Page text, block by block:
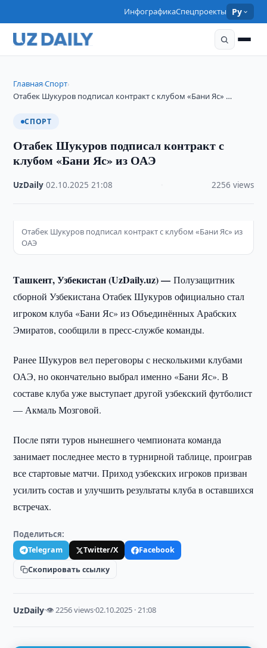
ИнфографикаСпецпроекты Ру
Главная›Спорт›
Отабек Шукуров подписал контракт с клубом «Бани Яс» …
СПОРТ
Отабек Шукуров подписал контракт с
клубом «Бани Яс» из ОАЭ
UzDaily ·02.10.2025 ·21:08 2256 views
Отабек Шукуров подписал контракт с клубом «Бани Яс» из
ОАЭ
Ташкент, Узбекистан (UzDaily.uz) —Полузащитник
сборной Узбекистана Отабек Шукуров официально стал
игроком клуба «Бани Яс» из Объединённых Арабских
Эмиратов, сообщили в пресс-службе команды.
Ранее Шукуров вел переговоры с несколькими клубами
ОАЭ, но окончательно выбрал именно «Бани Яс». В
составе клуба уже выступает другой узбекский футболист
— Акмаль Мозговой.
После пяти туров нынешнего чемпионата команда
занимает последнее место в турнирной таблице, проиграв
все стартовые матчи. Приход узбекских игроков призван
усилить состав и улучшить результаты клуба в оставшихся
встречах.
Поделиться:
Telegram Twitter/X
Facebook
Скопировать ссылку
UzDaily·👁 2256 views·02.10.2025 · 21:08